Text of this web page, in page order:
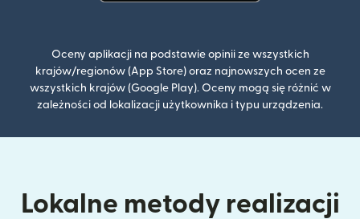
Oceny aplikacji na podstawie opinii ze wszystkich
krajów/regionów (App Store) oraz najnowszych ocen ze
wszystkich krajów (Google Play). Oceny mogą się różnić w
zależności od lokalizacji użytkownika i typu urządzenia.
Lokalne metody realizacji